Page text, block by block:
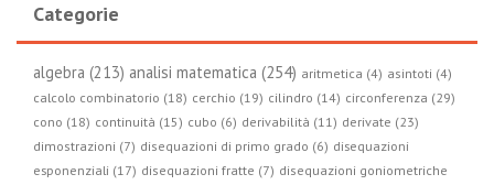
Categorie
algebra (213) analisi matematica (254) aritmetica (4) asintoti (4)
calcolo combinatorio (18) cerchio (19) cilindro (14) circonferenza (29)
cono (18) continuità (15) cubo (6) derivabilità (11) derivate (23)
dimostrazioni (7) disequazioni di primo grado (6) disequazioni
esponenziali (17) disequazioni fratte (7) disequazioni goniometriche